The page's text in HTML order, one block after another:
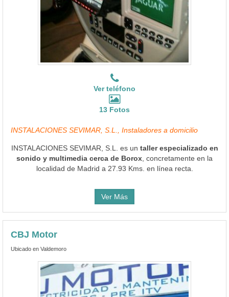
Ver teléfono
13 Fotos
INSTALACIONES SEVIMAR, S.L., Instaladores a domicilio
INSTALACIONES SEVIMAR, S.L. es un taller especializado en
sonido y multimedia cerca de Borox , concretamente en la
localidad de Madrid a 27.93 Kms. en línea recta.
Ver Más
CBJ Motor
Ubicado en Valdemoro